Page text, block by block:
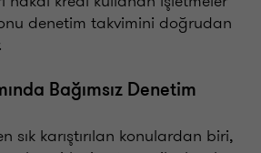
denetim takvimini doğrudan
Bağımsız Denetim
sık karıştırılan konulardan biri,